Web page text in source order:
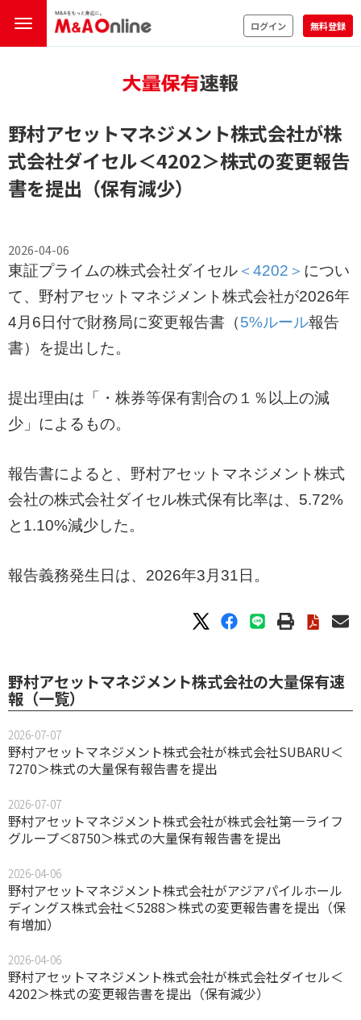
ログイン 無料登録
野村アセットマネジメント株式会社が株
式会社ダイセル＜4202＞株式の変更報告
書を提出（保有減少）
2026-04-06
東証プライムの株式会社ダイセル ＜4202＞ につい
て、野村アセットマネジメント株式会社が2026年
4月6日付で財務局に変更報告書（5%ルール報告
書）を提出した。
提出理由は「・株券等保有割合の１％以上の減
少」によるもの。
報告書によると、野村アセットマネジメント株式
会社の株式会社ダイセル株式保有比率は、5.72%
と1.10%減少した。
報告義務発生日は、2026年3月31日。
野村アセットマネジメント株式会社の大量保有速
報（一覧）
2026-07-07
野村アセットマネジメント株式会社が株式会社SUBARU＜
7270＞株式の大量保有報告書を提出
2026-07-07
野村アセットマネジメント株式会社が株式会社第一ライフ
グループ＜8750＞株式の大量保有報告書を提出
2026-04-06
野村アセットマネジメント株式会社がアジアパイルホール
ディングス株式会社＜5288＞株式の変更報告書を提出（保
有増加）
2026-04-06
野村アセットマネジメント株式会社が株式会社ダイセル＜
4202＞株式の変更報告書を提出（保有減少）